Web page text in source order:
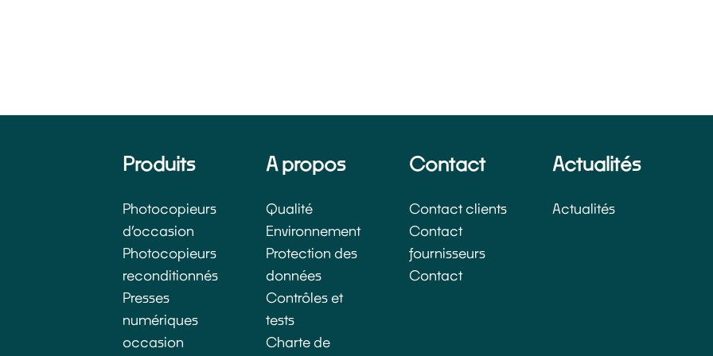
Produits
Photocopieurs
d’occasion​
Photocopieurs
reconditionnés
Presses
numériques
occasion
A propos
Qualité
Environnement
Protection des
données
Contrôles et
tests
Charte de
Contact
Contact clients
Contact
fournisseurs
Contact
Actualités
Actualités